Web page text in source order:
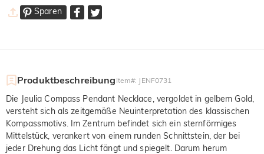
Sparen
Produktbeschreibung Item#: JENF0731
Die Jeulia Compass Pendant Necklace, vergoldet in gelbem Gold,
versteht sich als zeitgemäße Neuinterpretation des klassischen
Kompassmotivs. Im Zentrum befindet sich ein sternförmiges
Mittelstück, verankert von einem runden Schnittstein, der bei
jeder Drehung das Licht fängt und spiegelt. Darum herum